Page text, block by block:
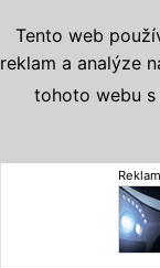
Tento web
reklam a analýze
tohoto webu s